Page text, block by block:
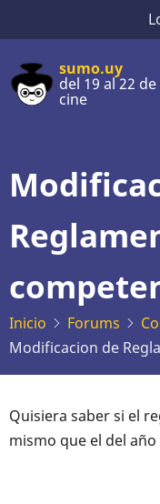
al
contenido
principal
sumo.uy
del 19 al 22
cine
Inicio Forums
Modificacion de
Quisiera saber si el
mismo que el del año